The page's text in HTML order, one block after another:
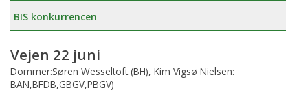
BIS konkurrencen
Vejen 22 juni
Dommer:Søren Wesseltoft (BH), Kim Vigsø Nielsen:
BAN,BFDB,GBGV,PBGV)